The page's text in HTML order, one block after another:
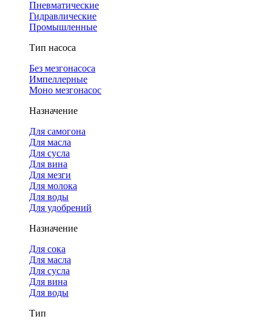
Пневматические
Гидравлические
Промышленные
Тип насоса
Без мезгонасоса
Импеллерные
Моно мезгонасос
Назначение
Для самогона
Для масла
Для сусла
Для вина
Для мезги
Для молока
Для воды
Для удобрений
Назначение
Для сока
Для масла
Для сусла
Для вина
Для воды
Тип